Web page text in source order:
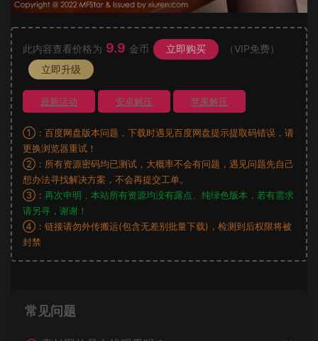
此内容查看价格为 9.9 金币 立即购买
（VIP免费）
立即升级
最新活动 安卓解压 苹果解压
①：百度网盘版本问题，下载时遇见百度网盘提示提取码错误，请
更换浏览器重试！
②：所有资源密码均已测试，大概率不会有问题，遇见问题先自己
想办法寻找解决方案，不会再提交工单。
③： 再次申明，本站所有资源均没有露点、纯绿色版本，若有需求
请另寻，谢谢！
④：链接请勿外传搬运(包含无差别批量下载)，检测到后权限将被
封禁
常见问题